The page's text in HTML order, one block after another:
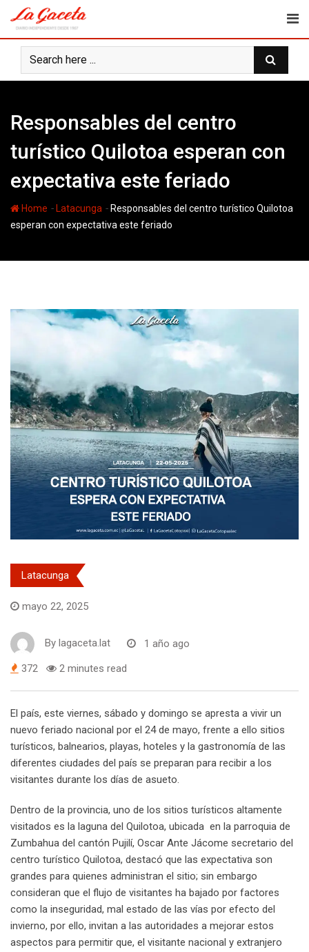
content
Responsables del centro
turístico Quilotoa esperan con
expectativa este feriado
Home - Latacunga - Responsables del centro turístico Quilotoa
esperan con expectativa este feriado
Latacunga
mayo 22, 2025
By lagaceta.lat 1 año ago
372 2 minutes read
El país, este viernes, sábado y domingo se apresta a vivir un
nuevo feriado nacional por el 24 de mayo, frente a ello sitios
turísticos, balnearios, playas, hoteles y la gastronomía de las
diferentes ciudades del país se preparan para recibir a los
visitantes durante los días de asueto.
Dentro de la provincia, uno de los sitios turísticos altamente
visitados es la laguna del Quilotoa, ubicada en la parroquia de
Zumbahua del cantón Pujilí, Oscar Ante Jácome secretario del
centro turístico Quilotoa, destacó que las expectativa son
grandes para quienes administran el sitio; sin embargo
consideran que el flujo de visitantes ha bajado por factores
como la inseguridad, mal estado de las vías por efecto del
invierno, por ello, invitan a las autoridades a mejorar estos
aspectos para permitir que, el visitante nacional y extranjero